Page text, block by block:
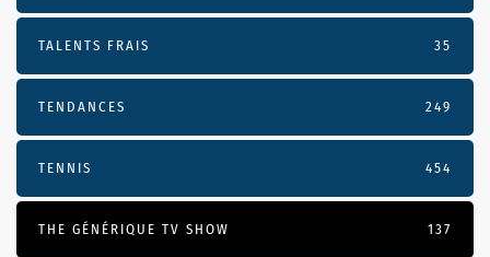
TALENTS FRAIS 35
TENDANCES 249
TENNIS 454
THE GÉNÉRIQUE TV SHOW 137